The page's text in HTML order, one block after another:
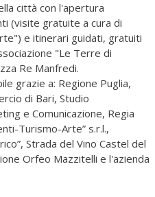
città con l'apertura
(visite gratuite a cura di
e itinerari guidati, gratuiti
"Le Terre di
Re Manfredi.
grazie a: Regione Puglia,
di Bari, Studio
e Comunicazione, Regia
Turismo-Arte” s.r.l.,
Strada del Vino Castel del
Orfeo Mazzitelli e l'azienda